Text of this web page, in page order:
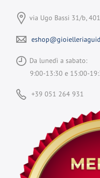
via Ugo Bassi 31/b,
Da lunedì a sabato:
9:00-13:30 e 15:00-
+39 051 264 931